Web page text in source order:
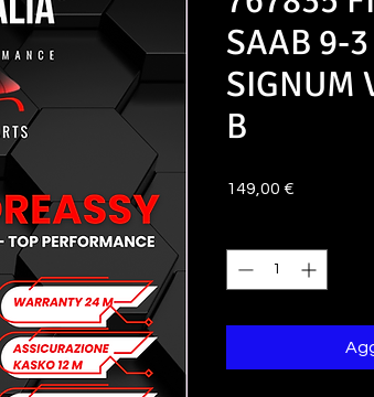
SAAB 9-3
SIGNUM
B
149,00 €